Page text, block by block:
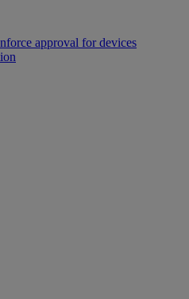
approval for devices